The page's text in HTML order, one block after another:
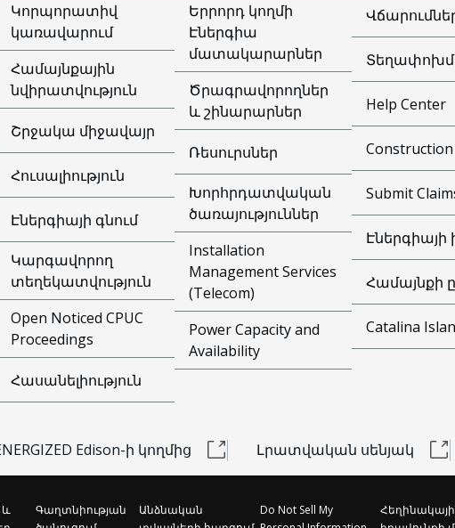
Կորպորատիվ
կառավարում
Համայնքային
նվիրատվություն
Շրջակա միջավայր
Հուսալիություն
Էներգիայի գնում
Կարգավորող
տեղեկատվություն
Open Noticed CPUC
Proceedings
Հասանելիություն
Երրորդ կողմի
Էներգիա
մատակարարներ
Ծրագրավորողներ
և շինարարներ
Ռեսուրսներ
Խորհրդատվական
ծառայություններ
Installation
Management Services
(Telecom)
Power Capacity and
Availability
Help Center
Submit
Էներգիայի
Համայնքի
Catalina
Edison-ի կողմից Լրատվական սենյակ
և
Գաղտնիության
Անձնական
Do Not Sell My